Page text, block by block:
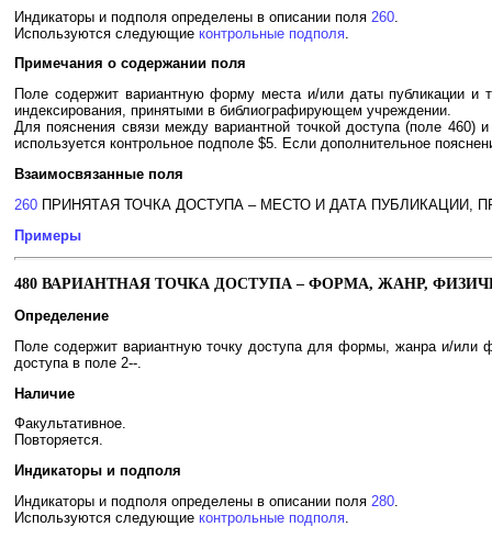
Индикаторы и подполя определены в описании поля 260
Используются следующие контрольные подполя
Примечания о содержании поля
Поле содержит вариантную форму места и/или даты публикации и
индексирования, принятыми в библиографирующем учреждении.
Для пояснения связи между вариантной точкой доступа (поле
используется контрольное подполе $5. Если дополнительное
Взаимосвязанные поля
260 ПРИНЯТАЯ ТОЧКА ДОСТУПА – МЕСТО И ДАТА ПУБЛИКАЦИИ,
Примеры
480 ВАРИАНТНАЯ ТОЧКА ДОСТУПА – ФОРМА, ЖАНР,
Определение
Поле содержит вариантную точку доступа для формы, жанра и/или
доступа в поле 2--.
Наличие
Факультативное.
Повторяется.
Индикаторы и подполя
Индикаторы и подполя определены в описании поля 280
Используются следующие контрольные подполя